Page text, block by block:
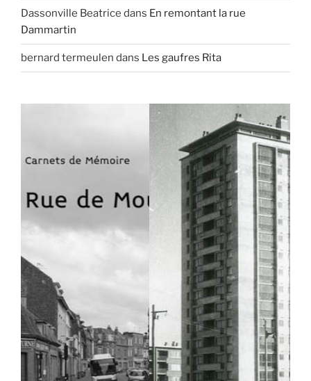
Dassonville Beatrice dans En remontant la rue
Dammartin
bernard termeulen dans Les gaufres Rita